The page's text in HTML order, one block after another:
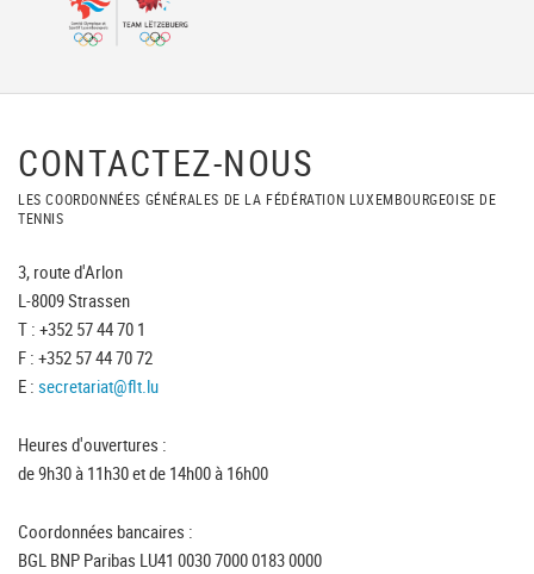
CONTACTEZ-NOUS
LES COORDONNÉES GÉNÉRALES DE LA FÉDÉRATION LUXEMBOURGEOISE DE
TENNIS
3, route d'Arlon
L-8009 Strassen
T : +352 57 44 70 1
F : +352 57 44 70 72
E : secretariat@flt.lu
Heures d'ouvertures :
de 9h30 à 11h30 et de 14h00 à 16h00
Coordonnées bancaires :
BGL BNP Paribas LU41 0030 7000 0183 0000